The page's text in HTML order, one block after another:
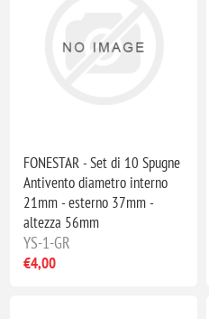
FONESTAR - Set di 10 Spugne
Antivento diametro interno
21mm - esterno 37mm -
altezza 56mm
YS-1-GR
€4,00